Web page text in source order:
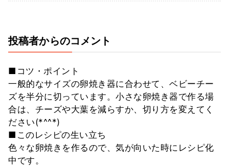
投稿者からのコメント
■コツ・ポイント
一般的なサイズの卵焼き器に合わせて、ベビーチー
ズを半分に切っています。小さな卵焼き器で作る場
合は、チーズや大葉を減らすか、切り方を変えてく
ださい(*^^*)
■このレシピの生い立ち
色々な卵焼きを作るので、気が向いた時にレシピ化
中です。